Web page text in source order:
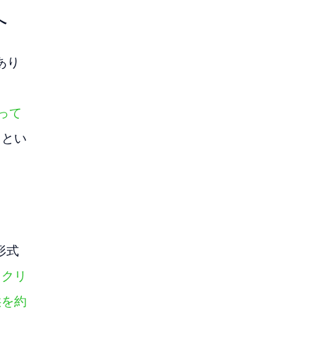
り
て
い
式
リ
約